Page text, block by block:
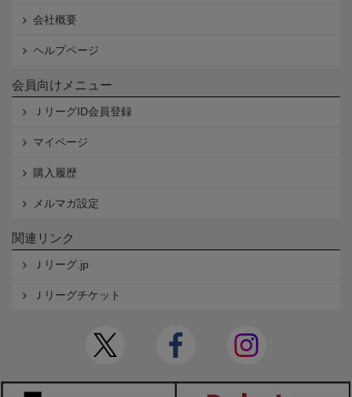
会社概要
ヘルプページ
会員向けメニュー
ＪリーグID会員登録
マイページ
購入履歴
メルマガ設定
関連リンク
Ｊリーグ.jp
Ｊリーグチケット